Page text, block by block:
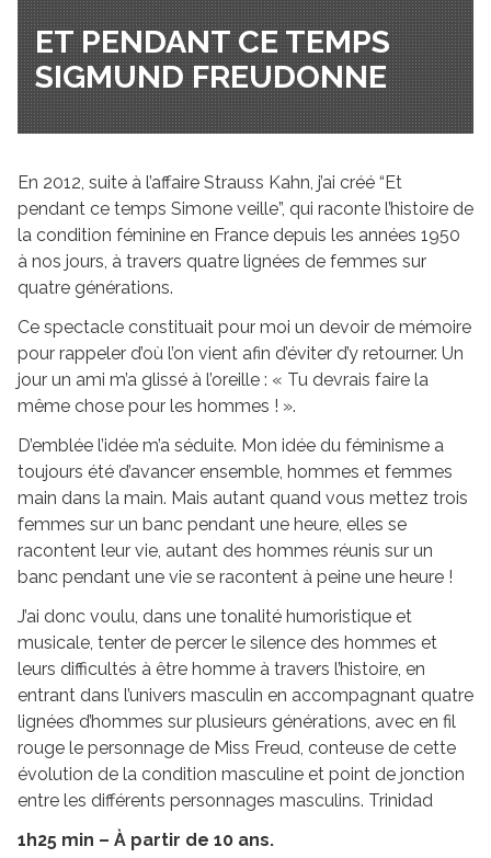
ET PENDANT CE TEMPS
SIGMUND FREUDONNE
En 2012, suite à l’affaire Strauss Kahn, j’ai créé “Et
pendant ce temps Simone veille”, qui raconte l’histoire de
la condition féminine en France depuis les années 1950
à nos jours, à travers quatre lignées de femmes sur
quatre générations.
Ce spectacle constituait pour moi un devoir de mémoire
pour rappeler d’où l’on vient afin d’éviter d’y retourner. Un
jour un ami m’a glissé à l’oreille : « Tu devrais faire la
même chose pour les hommes ! ».
D’emblée l’idée m’a séduite. Mon idée du féminisme a
toujours été d’avancer ensemble, hommes et femmes
main dans la main. Mais autant quand vous mettez trois
femmes sur un banc pendant une heure, elles se
racontent leur vie, autant des hommes réunis sur un
banc pendant une vie se racontent à peine une heure !
J’ai donc voulu, dans une tonalité humoristique et
musicale, tenter de percer le silence des hommes et
leurs difficultés à être homme à travers l’histoire, en
entrant dans l’univers masculin en accompagnant quatre
lignées d’hommes sur plusieurs générations, avec en fil
rouge le personnage de Miss Freud, conteuse de cette
évolution de la condition masculine et point de jonction
entre les différents personnages masculins. Trinidad
1h25 min – À partir de 10 ans.